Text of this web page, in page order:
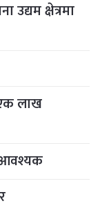
उद्यम क्षेत्रमा
लाख
आवश्यक